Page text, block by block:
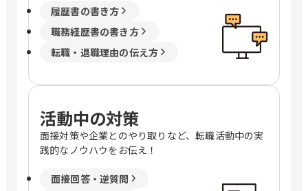
履歴書の書き方
職務経歴書の書き方
転職・退職理由の伝え方
活動中の対策
面接対策や企業とのやり取りなど、転職活動中の実
践的なノウハウをお伝え！
面接回答・逆質問